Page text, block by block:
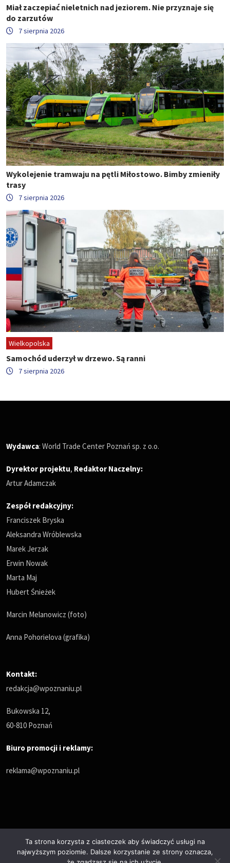
Miał zaczepiać nieletnich nad jeziorem. Nie przyznaje się
do zarzutów
7 sierpnia 2026
Wykolejenie tramwaju na pętli Miłostowo. Bimby zmieniły
trasy
7 sierpnia 2026
Wielkopolska
Samochód uderzył w drzewo. Są ranni
7 sierpnia 2026
Wydawca: World Trade Center Poznań sp. z o.o.
Dyrektor projektu, Redaktor Naczelny:
Artur Adamczak
Zespół redakcyjny:
Franciszek Bryska
Aleksandra Wróblewska
Marek Jerzak
Erwin Nowak
Marta Maj
Hubert Śnieżek
Marcin Melanowicz (foto)
Anna Pohorielova (grafika)
Kontakt:
redakcja@wpoznaniu.pl
Bukowska 12,
60-810 Poznań
Biuro promocji i reklamy:
reklama@wpoznaniu.pl
Polityka prywatności
Ta strona korzysta z ciasteczek aby świadczyć usługi na
najwyższym poziomie. Dalsze korzystanie ze strony oznacza,